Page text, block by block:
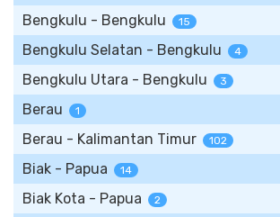
Bengkulu - Bengkulu 15
Bengkulu Selatan - Bengkulu 4
Bengkulu Utara - Bengkulu 3
Berau 1
Berau - Kalimantan Timur 102
Biak - Papua 14
Biak Kota - Papua 2